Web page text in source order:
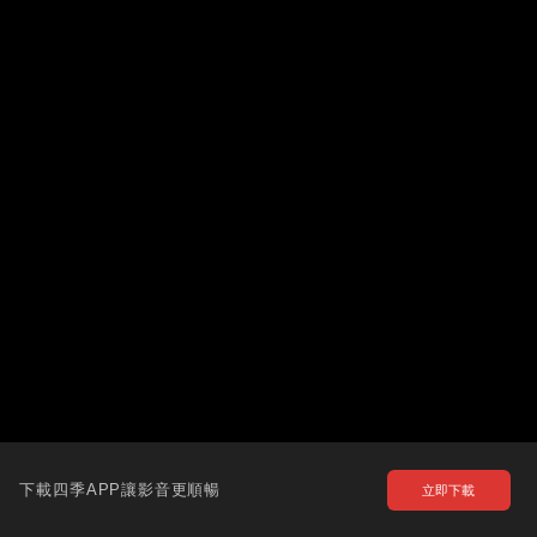
下載四季APP讓影音更順暢 立即下載